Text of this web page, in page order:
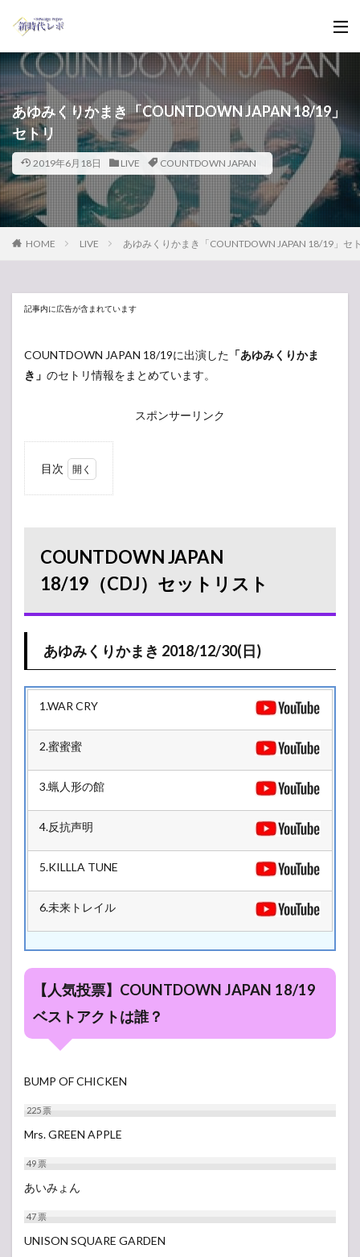
あゆみくりかまき「COUNTDOWN JAPAN 18/19」
セトリ
2019年6月18日 LIVE COUNTDOWN JAPAN
HOME LIVE あゆみくりかまき「COUNTDOWN JAPAN 18/19」セ
記事内に広告が含まれています
COUNTDOWN JAPAN 18/19に出演した 「あゆみくりかま
き」 のセトリ情報をまとめています。
スポンサーリンク
目次
セットリスト
りかまき
2018/12/30(日)
2.1
EARTH
STAGE
2.2
GALAXY
2.3
STAGE
ASTRO
ARENA
COUNTDOWN JAPAN
18/19（CDJ）セットリスト
あゆみくりかまき 2018/12/30(日)
1.WAR CRY
2.蜜蜜蜜
3.蝋人形の館
4.反抗声明
5.KILLLA TUNE
6.未来トレイル
【人気投票】COUNTDOWN JAPAN 18/19
ベストアクトは誰？
BUMP OF CHICKEN
225票
Mrs. GREEN APPLE
49票
あいみょん
47票
UNISON SQUARE GARDEN